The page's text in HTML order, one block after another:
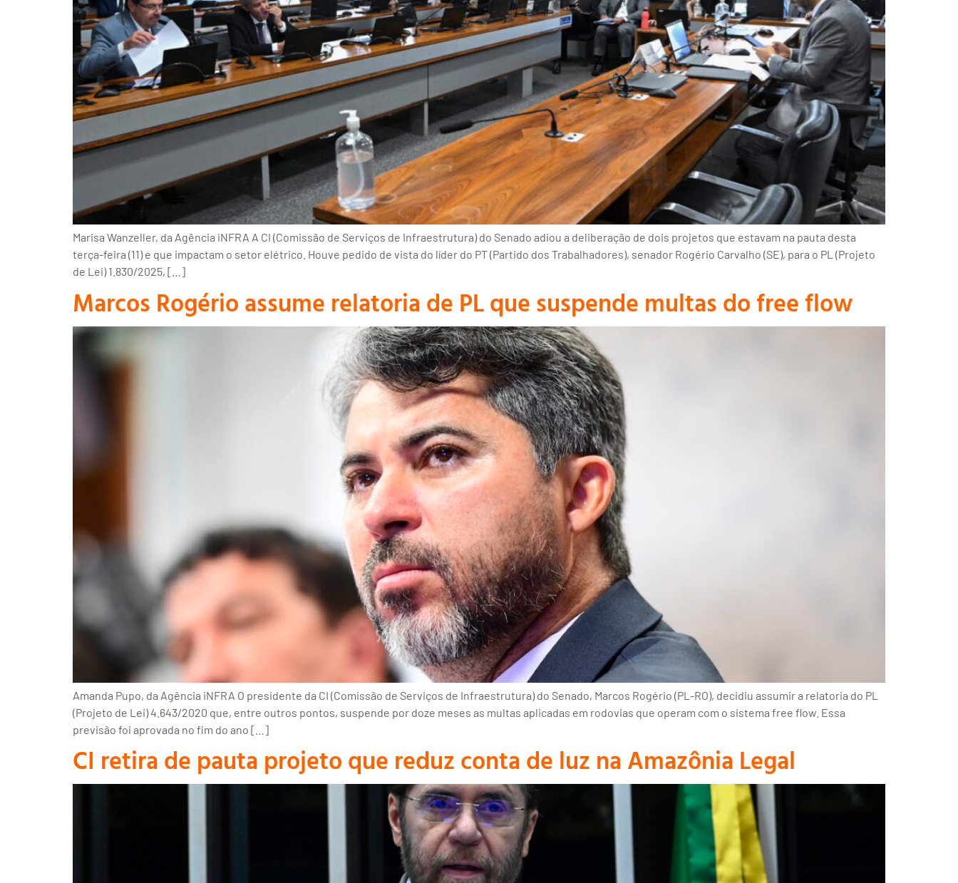
Marisa Wanzeller, da Agência iNFRA A CI (Comissão de Serviços de Infraestrutura) do Senado adiou a deliberação de dois projetos que estavam na pauta desta
terça-feira (11) e que impactam o setor elétrico. Houve pedido de vista do líder do PT (Partido dos Trabalhadores), senador Rogério Carvalho (SE), para o PL (Projeto
de Lei) 1.830/2025, […]
Marcos Rogério assume relatoria de PL que suspende multas do free flow
Amanda Pupo, da Agência iNFRA O presidente da CI (Comissão de Serviços de Infraestrutura) do Senado, Marcos Rogério (PL-RO), decidiu assumir a relatoria do PL
(Projeto de Lei) 4.643/2020 que, entre outros pontos, suspende por doze meses as multas aplicadas em rodovias que operam com o sistema free flow. Essa
previsão foi aprovada no fim do ano […]
CI retira de pauta projeto que reduz conta de luz na Amazônia Legal